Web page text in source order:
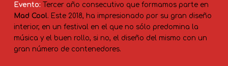
Evento: Tercer año consecutivo que formamos parte en
Mad Cool. Este 2018, ha impresionado por su gran diseño
interior, en un festival en el que no sólo predomina la
música y el buen rollo, si no, el diseño del mismo con un
gran número de contenedores.